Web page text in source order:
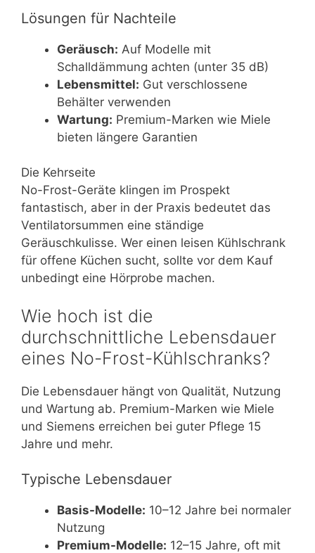
Lösungen für Nachteile
Geräusch: Auf Modelle mit
Schalldämmung achten (unter 35 dB)
Lebensmittel: Gut verschlossene
Behälter verwenden
Wartung: Premium-Marken wie Miele
bieten längere Garantien
Die Kehrseite
No-Frost-Geräte klingen im Prospekt
fantastisch, aber in der Praxis bedeutet das
Ventilatorsummen eine ständige
Geräuschkulisse. Wer einen leisen Kühlschrank
für offene Küchen sucht, sollte vor dem Kauf
unbedingt eine Hörprobe machen.
Wie hoch ist die
durchschnittliche Lebensdauer
eines No-Frost-Kühlschranks?
Die Lebensdauer hängt von Qualität, Nutzung
und Wartung ab. Premium-Marken wie Miele
und Siemens erreichen bei guter Pflege 15
Jahre und mehr.
Typische Lebensdauer
Basis-Modelle: 10–12 Jahre bei normaler
Nutzung
Premium-Modelle: 12–15 Jahre, oft mit